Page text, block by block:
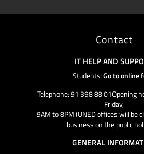
Contact
IT HELP AND
Students:Go to online
Telephone: 91 398 88 01Opening
Friday,
9AM to 8PM (UNED offices will be
business on the public
GENERAL